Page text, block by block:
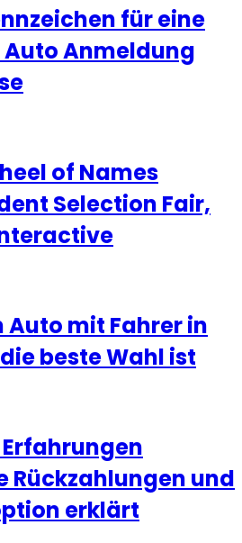
für eine
Anmeldung
of Names
Selection Fair,
Auto mit Fahrer in
beste Wahl ist
Erfahrungen
Rückzahlungen und
erklärt